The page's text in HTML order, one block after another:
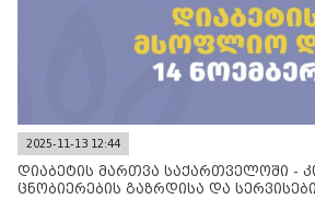
2025-11-13 12:44
დიაბეტის მართვა საქართველოში -
ცნობიერების გაზრდისა და